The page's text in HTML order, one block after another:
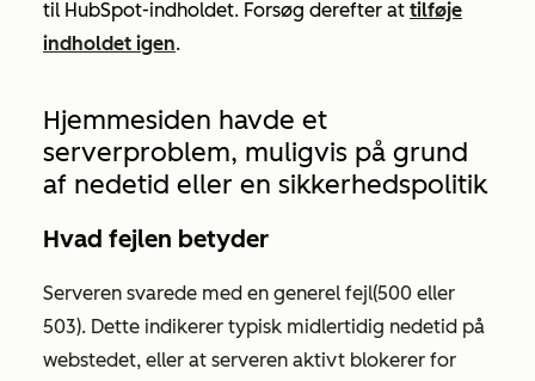
til HubSpot-indholdet. Forsøg derefter at tilføje
indholdet igen.
Hjemmesiden havde et
serverproblem, muligvis på grund
af nedetid eller en sikkerhedspolitik
Hvad fejlen betyder
Serveren svarede med en generel fejl(500 eller
503). Dette indikerer typisk midlertidig nedetid på
webstedet, eller at serveren aktivt blokerer for